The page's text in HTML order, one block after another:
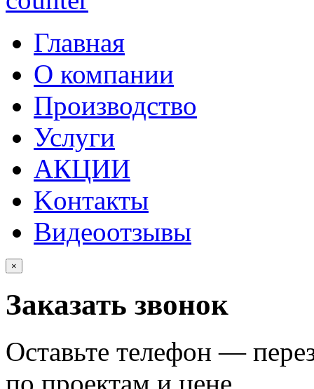
Главная
О компании
Производство
Услуги
АКЦИИ
Kонтакты
Видеоотзывы
×
Заказать звонок
Оставьте телефон —